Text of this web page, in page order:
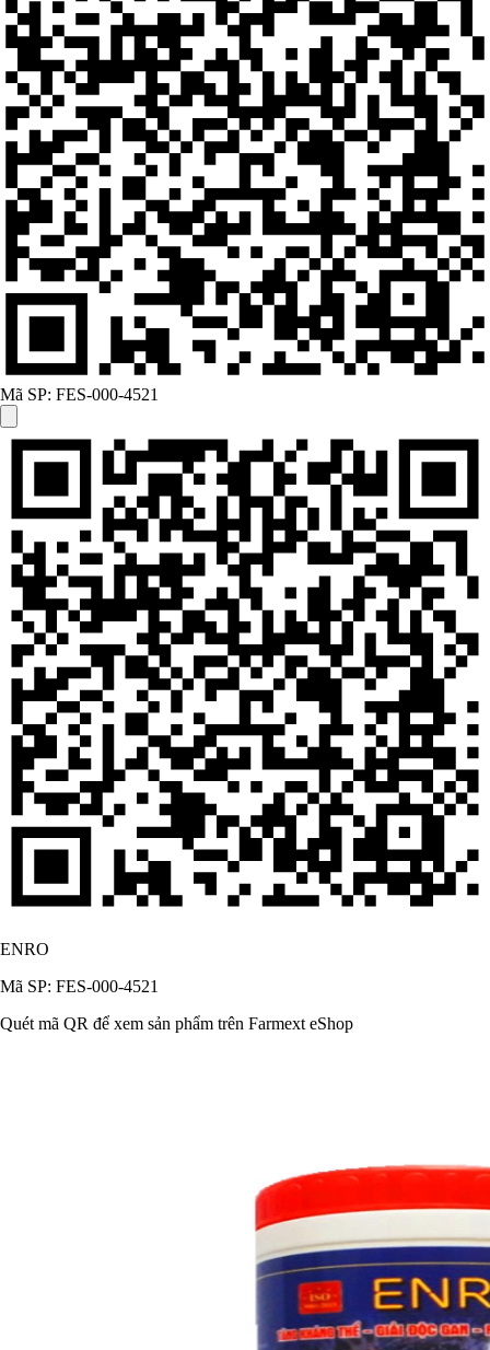
Mã SP: FES-000-4521
ENRO
Mã SP: FES-000-4521
Quét mã QR để xem sản phẩm trên Farmext eShop